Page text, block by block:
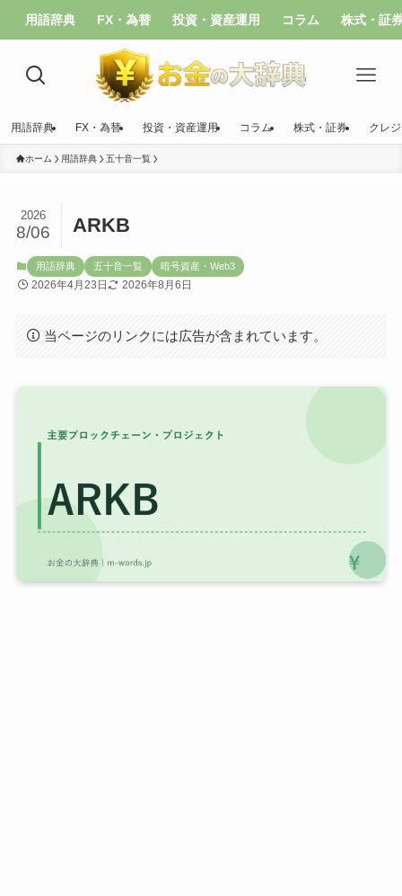
用語辞典 FX・為替 投資・資産運用 コラム 株式・証
用語辞典 FX・為替 投資・資産運用 コラム 株式・証券 クレ
ホーム 用語辞典 五十音一覧
ARKB
2026
8/06
用語辞典 五十音一覧 暗号資産・Web3
2026年4月23日 2026年8月6日
当ページのリンクには広告が含まれています。